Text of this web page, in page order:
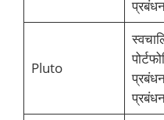
Pluto